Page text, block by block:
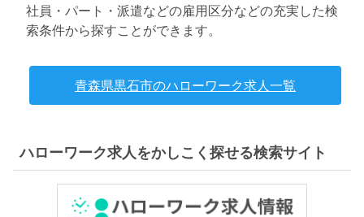
社員・パート・派遣などの雇用区分などの充実した検
索条件から探すことができます。
青森県黒石市のハローワーク求人一覧
ハローワーク求人をかしこく探せる検索サイト